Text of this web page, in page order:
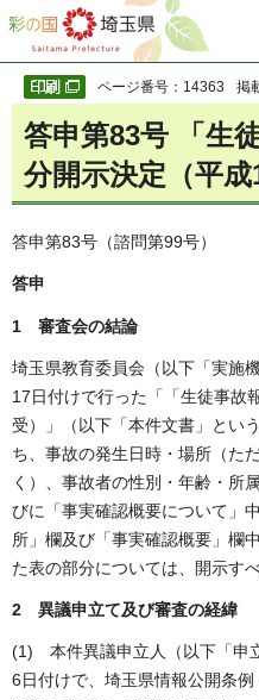
彩の国 埼玉県
ページ番号：14363 掲
答申第83号 「生
分開示決定（平成
答申第83号（諮問第99号）
答申
1 審査会の結論
埼玉県教育委員会（以下「実施
17日付けで行った「「生徒事故
受）」（以下「本件文書」とい
ち、事故の発生日時・場所（た
く）、事故者の性別・年齢・所
びに「事実確認概要について」
所」欄及び「事実確認概要」欄
た表の部分については、開示す
2 異議申立て及び審査の経緯
(1) 本件異議申立人（以下「申
6日付けで、埼玉県情報公開条